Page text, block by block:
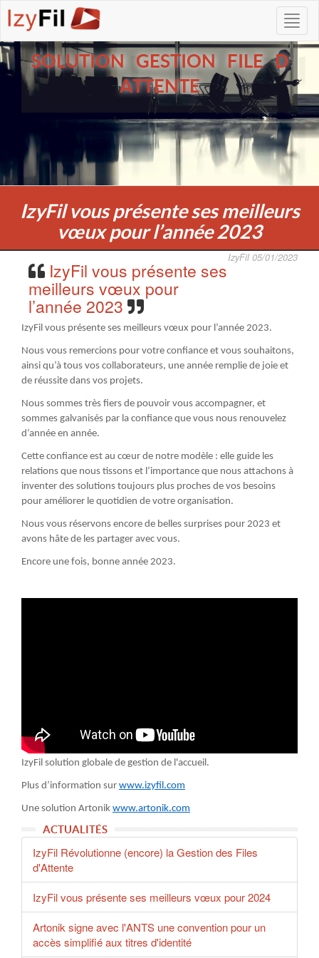
SOLUTION GESTION FILE D
ATTENTE
IzyFil vous présente ses meilleurs
vœux pour l’année 2023
IzyFil 05/01/2023
IzyFil vous présente ses
meilleurs vœux pour
l’année 2023
IzyFil vous présente ses meilleurs vœux pour l’année 2023.
Nous vous remercions pour votre confiance et vous souhaitons,
ainsi qu’à tous vos collaborateurs, une année remplie de joie et
de réussite dans vos projets.
Nous sommes très fiers de pouvoir vous accompagner, et
sommes galvanisés par la confiance que vous nous renouvelez
d’année en année.
Cette confiance est au cœur de notre modèle : elle guide les
relations que nous tissons et l’importance que nous attachons à
inventer des solutions toujours plus proches de vos besoins
pour améliorer le quotidien de votre organisation.
Nous vous réservons encore de belles surprises pour 2023 et
avons hâte de les partager avec vous.
Encore une fois, bonne année 2023.
IzyFil solution globale de gestion de l'accueil.
Plus d’information sur www.izyfil.com
Une solution Artonik www.artonik.com
ACTUALITÉS
IzyFil Révolutionne (encore) la Gestion des Files
d'Attente
IzyFil vous présente ses meilleurs vœux pour 2024
Artonik signe avec l'ANTS une convention pour un
accès simplifié aux titres d'identité